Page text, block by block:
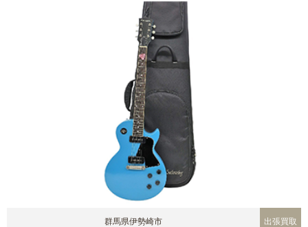
群馬県伊勢崎市 出張買取